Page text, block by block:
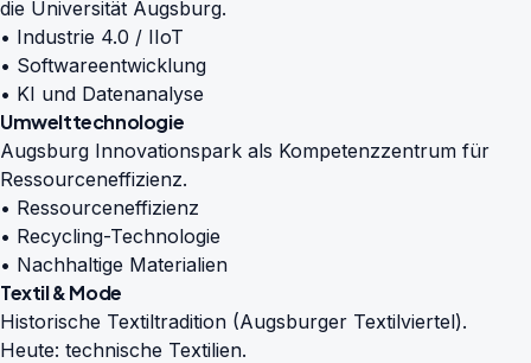
die Universität Augsburg.
• Industrie 4.0 / IIoT
• Softwareentwicklung
• KI und Datenanalyse
Umwelttechnologie
Augsburg Innovationspark als Kompetenzzentrum für
Ressourceneffizienz.
• Ressourceneffizienz
• Recycling-Technologie
• Nachhaltige Materialien
Textil & Mode
Historische Textiltradition (Augsburger Textilviertel).
Heute: technische Textilien.